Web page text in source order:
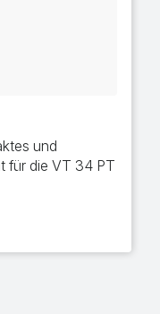
und
für die VT 34 PT